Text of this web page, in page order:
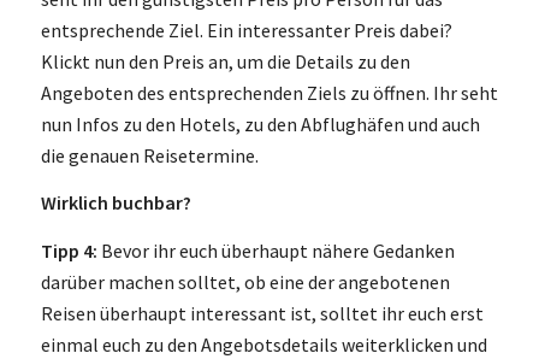
entsprechende Ziel. Ein interessanter Preis dabei?
Klickt nun den Preis an, um die Details zu den
Angeboten des entsprechenden Ziels zu öffnen. Ihr seht
nun Infos zu den Hotels, zu den Abflughäfen und auch
die genauen Reisetermine.
Wirklich buchbar?
Tipp 4: Bevor ihr euch überhaupt nähere Gedanken
darüber machen solltet, ob eine der angebotenen
Reisen überhaupt interessant ist, solltet ihr euch erst
einmal euch zu den Angebotsdetails weiterklicken und